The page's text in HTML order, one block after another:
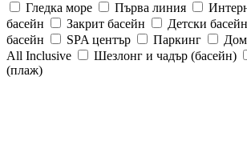
Гледка море
Първа линия
басейн
Закрит басейн Детски басейн
басейн
SPA център Паркинг
All Inclusive
Шезлонг и чадър (басейн)
(плаж)